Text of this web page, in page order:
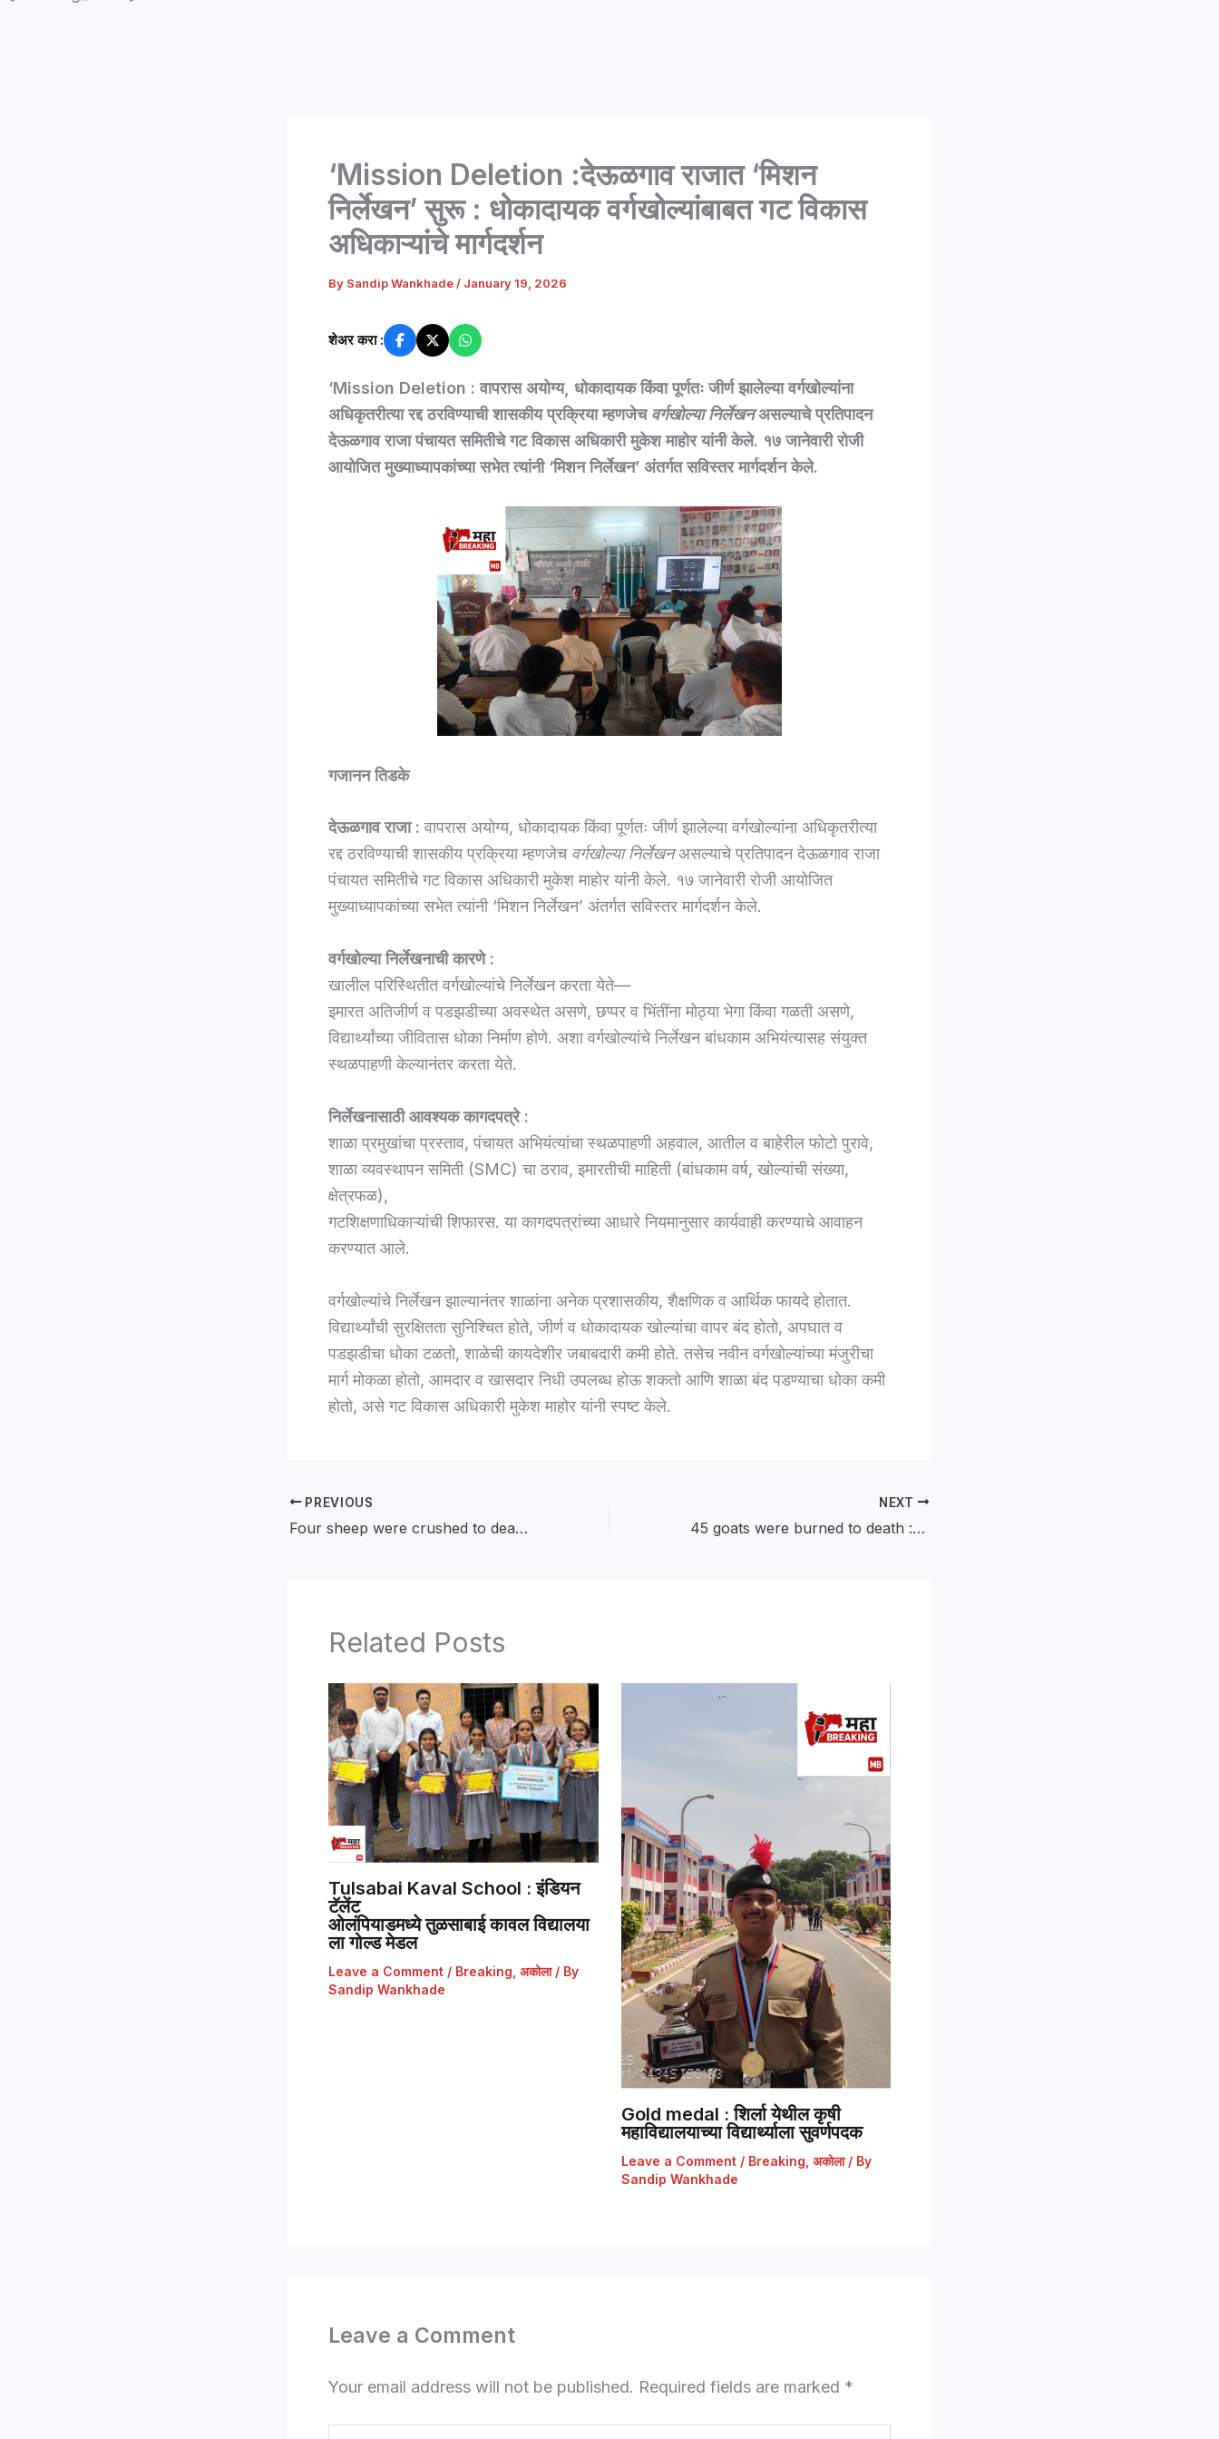
‘Mission Deletion :देऊळगाव राजात ‘मिशन
निर्लेखन’ सुरू : धोकादायक वर्गखोल्यांबाबत गट विकास
अधिकाऱ्यांचे मार्गदर्शन
By Sandip Wankhade / January 19, 2026
शेअर करा :
‘Mission Deletion : वापरास अयोग्य, धोकादायक किंवा पूर्णतः जीर्ण झालेल्या वर्गखोल्यांना
अधिकृतरीत्या रद्द ठरविण्याची शासकीय प्रक्रिया म्हणजेच वर्गखोल्या निर्लेखनअसल्याचे प्रतिपादन
देऊळगाव राजा पंचायत समितीचे गट विकास अधिकारी मुकेश माहोर यांनी केले. १७ जानेवारी रोजी
आयोजित मुख्याध्यापकांच्या सभेत त्यांनी ‘मिशन निर्लेखन’ अंतर्गत सविस्तर मार्गदर्शन केले.
गजानन तिडके
देऊळगाव राजा :वापरास अयोग्य, धोकादायक किंवा पूर्णतः जीर्ण झालेल्या वर्गखोल्यांना अधिकृतरीत्या
रद्द ठरविण्याची शासकीय प्रक्रिया म्हणजेच वर्गखोल्या निर्लेखनअसल्याचे प्रतिपादन देऊळगाव राजा
पंचायत समितीचे गट विकास अधिकारी मुकेश माहोर यांनी केले. १७ जानेवारी रोजी आयोजित
मुख्याध्यापकांच्या सभेत त्यांनी ‘मिशन निर्लेखन’ अंतर्गत सविस्तर मार्गदर्शन केले.
वर्गखोल्या निर्लेखनाची कारणे :
खालील परिस्थितीत वर्गखोल्यांचे निर्लेखन करता येते—
इमारत अतिजीर्ण व पडझडीच्या अवस्थेत असणे, छप्पर व भिंतींना मोठ्या भेगा किंवा गळती असणे,
विद्यार्थ्यांच्या जीवितास धोका निर्माण होणे. अशा वर्गखोल्यांचे निर्लेखन बांधकाम अभियंत्यासह संयुक्त
स्थळपाहणी केल्यानंतर करता येते.
निर्लेखनासाठी आवश्यक कागदपत्रे :
शाळा प्रमुखांचा प्रस्ताव, पंचायत अभियंत्यांचा स्थळपाहणी अहवाल, आतील व बाहेरील फोटो पुरावे,
शाळा व्यवस्थापन समिती (SMC) चा ठराव, इमारतीची माहिती (बांधकाम वर्ष, खोल्यांची संख्या,
क्षेत्रफळ),
गटशिक्षणाधिकाऱ्यांची शिफारस. या कागदपत्रांच्या आधारे नियमानुसार कार्यवाही करण्याचे आवाहन
करण्यात आले.
वर्गखोल्यांचे निर्लेखन झाल्यानंतर शाळांना अनेक प्रशासकीय, शैक्षणिक व आर्थिक फायदे होतात.
विद्यार्थ्यांची सुरक्षितता सुनिश्चित होते, जीर्ण व धोकादायक खोल्यांचा वापर बंद होतो, अपघात व
पडझडीचा धोका टळतो, शाळेची कायदेशीर जबाबदारी कमी होते. तसेच नवीन वर्गखोल्यांच्या मंजुरीचा
मार्ग मोकळा होतो, आमदार व खासदार निधी उपलब्ध होऊ शकतो आणि शाळा बंद पडण्याचा धोका कमी
होतो, असे गट विकास अधिकारी मुकेश माहोर यांनी स्पष्ट केले.
PREVIOUS
Four sheep were crushed to death : भरधाव वाळूच्या टिप्परचा थरार : चार मेंढ्यांचा जागीच चेंदामेंदा
NEXT
45 goats were burned to death :गोठ्याला भीषण आग; ४५ शेळ्यांचा होरपळून मृत्यू, पाच ते सहा लाखांचे नुकसान
Related Posts
Tulsabai Kaval School : इंडियन
टॅलेंट
ओलंपियाडमध्ये तुळसाबाई कावल विद्यालया
ला गोल्ड मेडल
Leave a Comment / Breaking अकोला/ By
Sandip Wankhade
Gold medal : शिर्ला येथील कृषी
महाविद्यालयाच्या विद्यार्थ्याला सुवर्णपदक
Leave a Comment / Breaking अकोला/ By
Sandip Wankhade
Leave a Comment
Your email address will not be published. Required fields are marked *